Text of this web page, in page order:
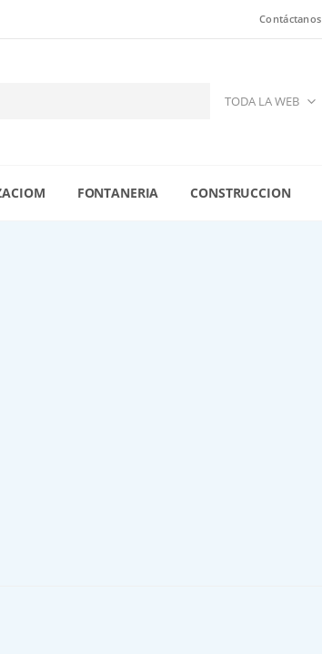
Contáctanos
FONTANERIA CONSTRUCCION